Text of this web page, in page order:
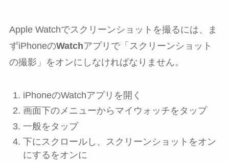
Apple Watchでスクリーンショットを撮るには、ま
ずiPhoneのWatchアプリで「スクリーンショット
の撮影」をオンにしなければなりません。
iPhoneのWatchアプリを開く
画面下のメニューから マイウォッチをタップ
一般をタップ
下にスクロールし、 スクリーンショットをオン
にする をオンに